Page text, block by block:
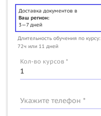
Доставка документов в
Ваш регион:
3—7 дней
Длительность обучения по курсу:
72ч или 11 дней
Кол-во курсов *
Укажите телефон *